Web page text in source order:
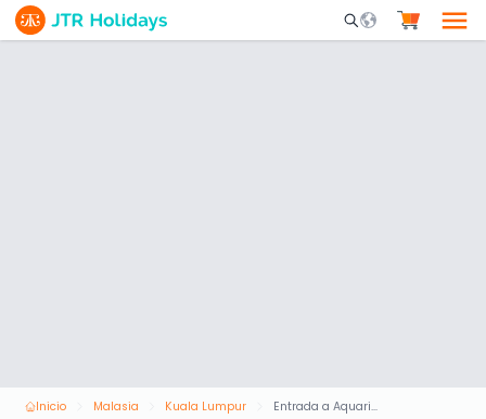
Mobile Search
Inicio Malasia Kuala Lumpur Entrada a Aquaria KLCC